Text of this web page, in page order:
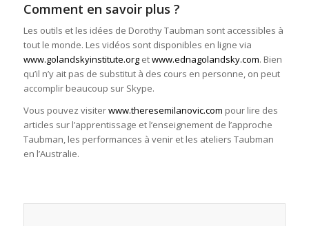
Comment en savoir plus ?
Les outils et les idées de Dorothy Taubman sont accessibles à
tout le monde. Les vidéos sont disponibles en ligne via
www.golandskyinstitute.orgetwww.ednagolandsky.com. Bien
qu’il n’y ait pas de substitut à des cours en personne, on peut
accomplir beaucoup sur Skype.
Vous pouvez visiterwww.theresemilanovic.com pour lire des
articles sur l’apprentissage et l’enseignement de l’approche
Taubman, les performances à venir et les ateliers Taubman
en l’Australie.